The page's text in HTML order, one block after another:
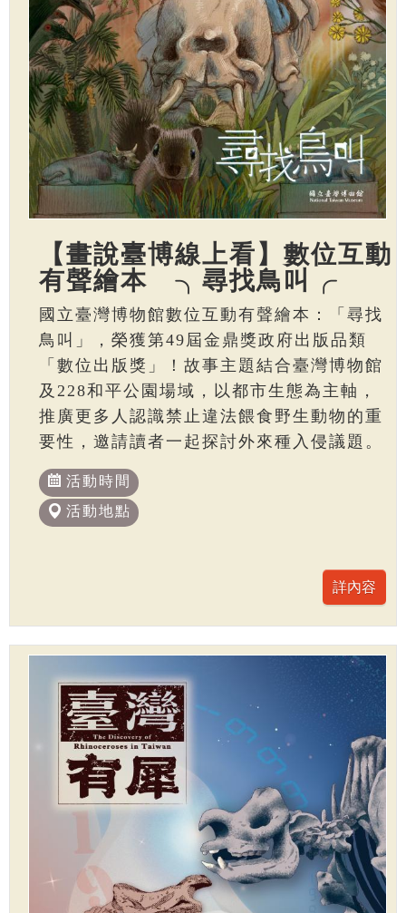
【畫說臺博線上看】數位互動
有聲繪本 ╮尋找鳥叫╭
國立臺灣博物館數位互動有聲繪本：「尋找
鳥叫」，榮獲第49屆金鼎獎政府出版品類
「數位出版獎」！故事主題結合臺灣博物館
及228和平公園場域，以都市生態為主軸，
推廣更多人認識禁止違法餵食野生動物的重
要性，邀請讀者一起探討外來種入侵議題。
活動時間
活動地點